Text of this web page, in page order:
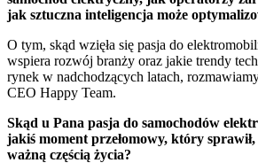
jak sztuczna inteligencja może
O tym, skąd wzięła się pasja do
wspiera rozwój branży oraz jakie trendy
rynek w nadchodzących latach,
CEO Happy Team.
Skąd u Pana pasja do samochodów
jakiś moment przełomowy, który sprawił,
ważną częścią życia?